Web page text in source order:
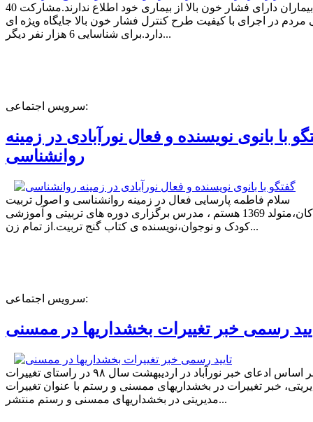
40 درصد بیماران دارای فشار خون بالا از بیماری خود اطلاع ندارند.مشارکت
در اجرای با کیفیت طرح کنترل فشار خون بالا جایگاه ویژه ای
دارد.برای شناسایی 6 هزار نفر دیگر...
سرویس اجتماعی:
با بانوی نویسنده و فعال نورآبادی در زمینه
روانشناسی
سلام فاطمه پارسایی فعال در زمینه روانشناسی و اصول تربیت
کودکان،متولد 1369 هستم ، مدرس برگزاری دوره های تربیتی و آموزشی
کودک و نوجوان،نویسنده ی کتاب گنج تربیت.از تمام زن...
سرویس اجتماعی:
رسمی خبر تغییرات بخشداریها در ممسنی
بر اساس ادعای خبر نورآباد در اردیبهشت سال ۹۸ در راستای تغییرات
خبر تغییرات در بخشداریهای ممسنی و رستم با عنوان تغییرات
مدیریتی در بخشداریهای ممسنی و رستم منتشر...